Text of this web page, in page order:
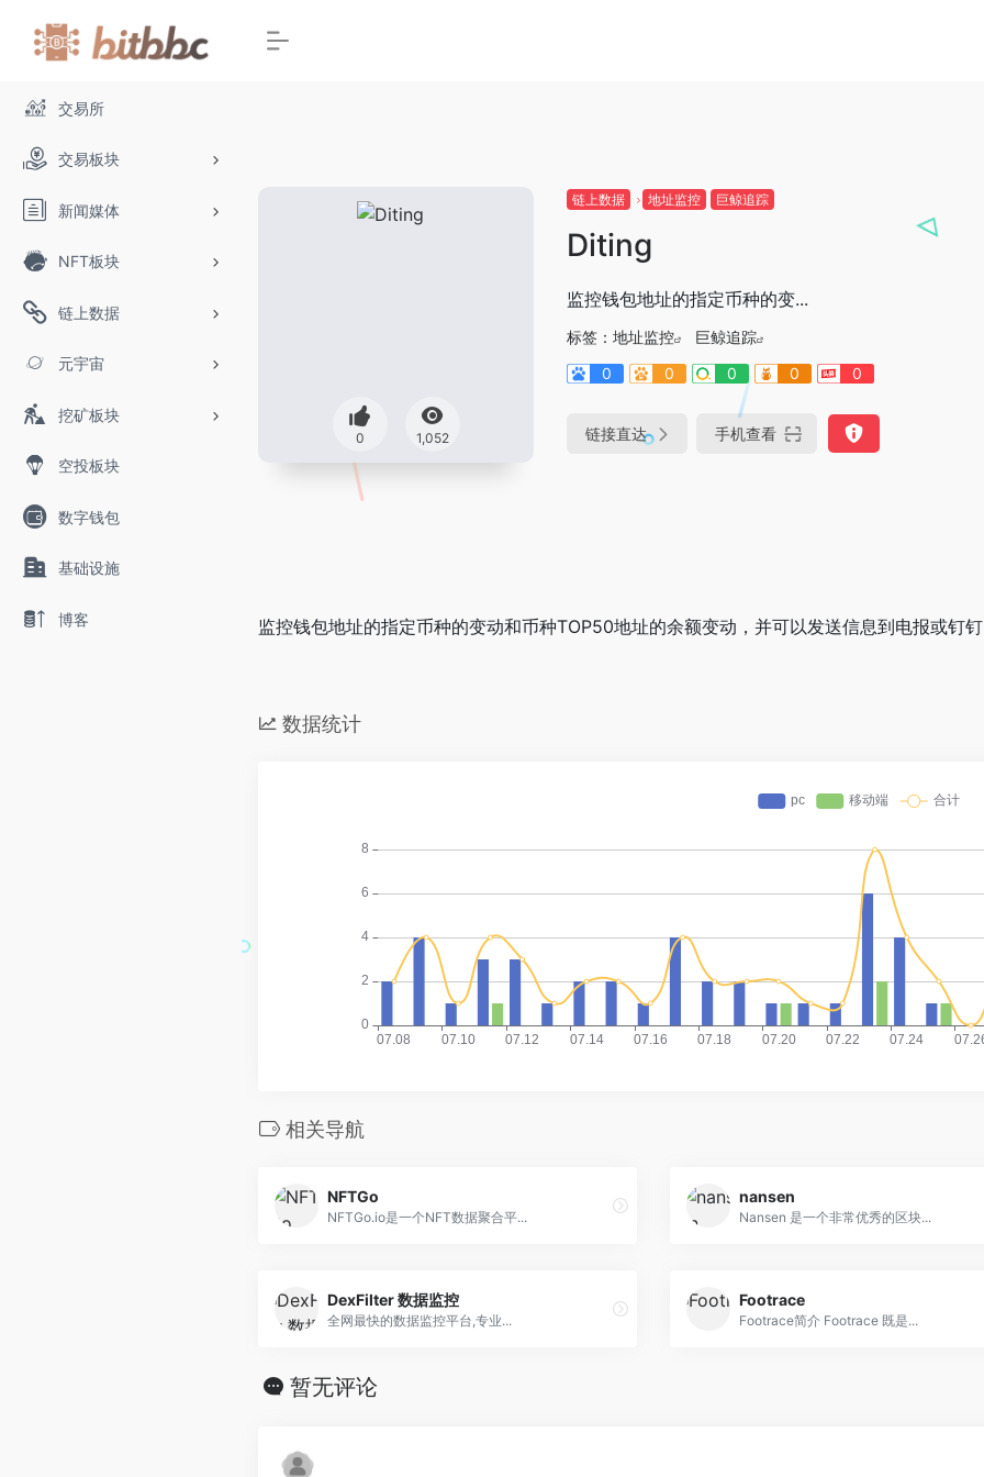
交易所
交易板块
新闻媒体
NFT板块
链上数据
元宇宙
挖矿板块
空投板块
数字钱包
基础设施
博客
0 1,052
链上数据 地址监控 巨鲸追踪
Diting
监控钱包地址的指定币种的变...
标签： 地址监控
巨鲸追踪
0
0 0 0 0
链接直达 手机查看
监控钱包地址的指定币种的变动和币种TOP50地址的余额变动，并可以发送信息到电报或钉
数据统计
相关导航
NFTGo
NFTGo.io是一个NFT数据聚合平...
nansen
Nansen 是一个非常优秀的区块...
DexFilter 数据监控
全网最快的数据监控平台,专业...
Footrace
Footrace简介 Footrace 既是...
暂无评论